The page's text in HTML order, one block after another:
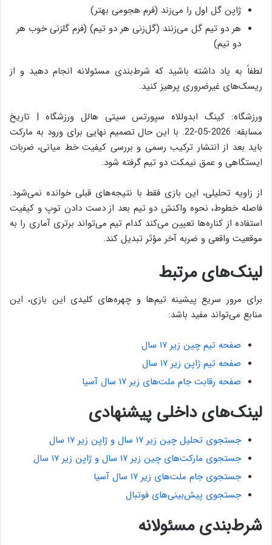
ژاپن گل اول را می‌زند (فرم هجومی بهتر)
هر دو تیم گل می‌زنند (گل‌زنی هر دو تیم) (فرم گلزنی خوب هر
دو تیم)
لطفاً به یاد داشته باشید که شرط‌بندی مسئولانه انجام دهید و از
ریسک‌های غیرضروری پرهیز کنید.
ورزشگاه: کینگ ابدوللاه سپورتس سیتی هالل ورزشگاه | تاریخ
مسابقه: 2026-05-22. با این حال تصمیم نهایی برای ورود به مارکت
باید بعد از انتشار ترکیب رسمی و بررسی کیفیت خط میانی، ضربات
ایستگاهی و عمق نیمکت دو تیم گرفته شود.
از زاویه تحلیلی، این بازی فقط با نتیجه‌های قبلی خوانده نمی‌شود.
فاصله خطوط، نحوه واکنش دو تیم بعد از دست دادن توپ و کیفیت
استفاده از کناره‌ها تعیین می‌کند کدام تیم می‌تواند برتری آماری را به
موقعیت واقعی و ضربه آخر مؤثر تبدیل کند.
لینک‌های مرتبط
برای مرور سریع پیشینه تیم‌ها و چهره‌های کلیدی این بازی، این
منابع می‌تواند مفید باشد:
صفحه تیم چین زیر ۱۷ سال
صفحه تیم ژاپن زیر ۱۷ سال
صفحه رقابت جام ملت‌های زیر ۱۷ سال آسیا
لینک‌های داخلی پیشنهادی
جستجوی تحلیل چین زیر ۱۷ سال و ژاپن زیر ۱۷ سال
جستجوی مارکت‌های چین زیر ۱۷ سال و ژاپن زیر ۱۷ سال
جستجوی جام ملت‌های زیر ۱۷ سال آسیا
جستجوی پیش‌بینی‌های فوتبال
شرط‌بندی مسئولانه